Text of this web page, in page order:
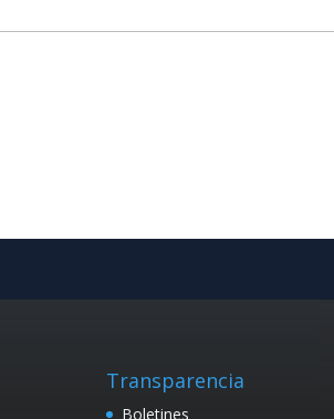
Transparencia
Boletines